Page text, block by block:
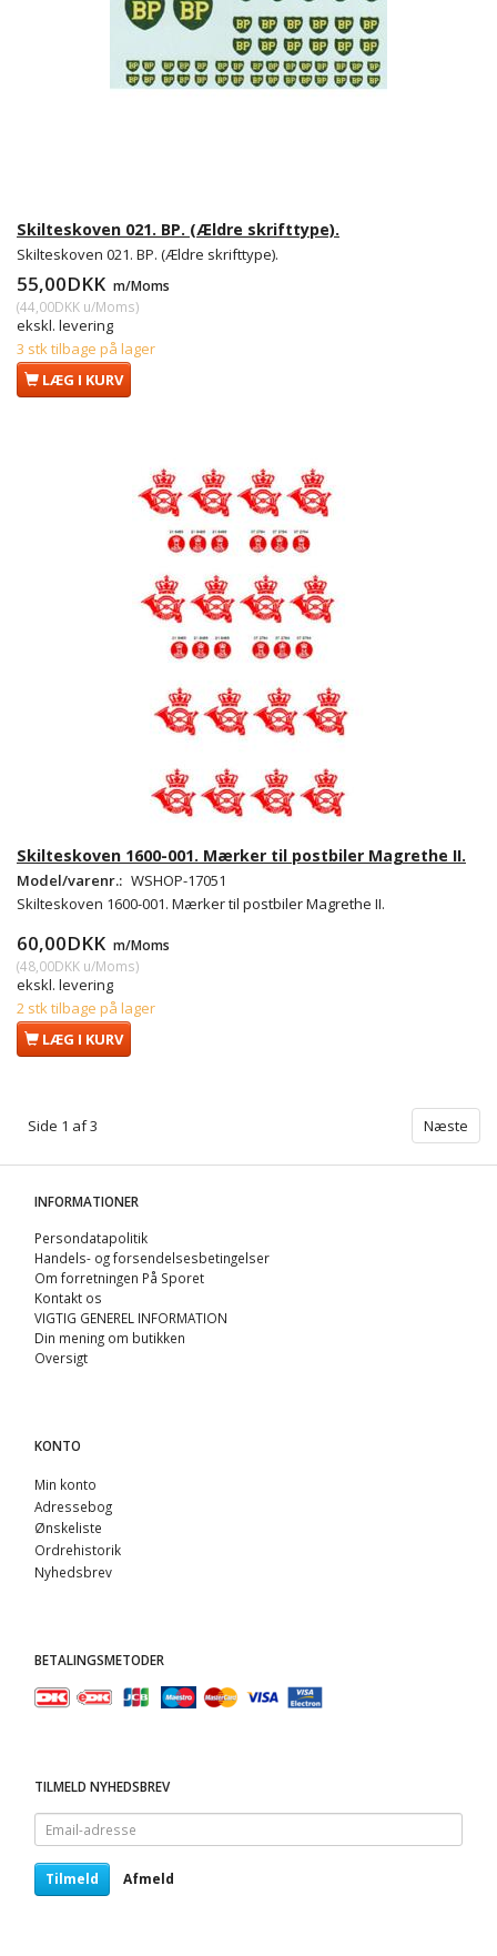
Skilteskoven 021. BP. (Ældre skrifttype).
Skilteskoven 021. BP. (Ældre skrifttype).
55,00DKK m/Moms
(44,00DKK u/Moms)
ekskl. levering
3 stk tilbage på lager
LÆG I KURV
Skilteskoven 1600-001. Mærker til postbiler Magrethe II.
Model/varenr.: WSHOP-17051
Skilteskoven 1600-001. Mærker til postbiler Magrethe II.
60,00DKK m/Moms
(48,00DKK u/Moms)
ekskl. levering
2 stk tilbage på lager
LÆG I KURV
Side 1 af 3 Næste
INFORMATIONER
Persondatapolitik
Handels- og forsendelsesbetingelser
Om forretningen På Sporet
Kontakt os
VIGTIG GENEREL INFORMATION
Din mening om butikken
Oversigt
KONTO
Min konto
Adressebog
Ønskeliste
Ordrehistorik
Nyhedsbrev
BETALINGSMETODER
TILMELD NYHEDSBREV
Email-
adresse
Tilmeld Afmeld